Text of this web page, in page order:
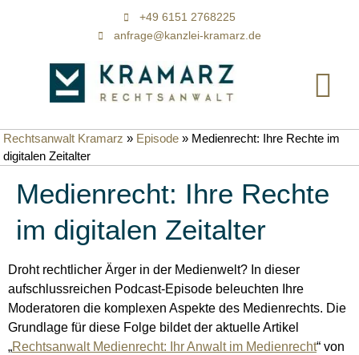
+49 6151 2768225
anfrage@kanzlei-kramarz.de
Rechtsanwalt Kramarz » Episode » Medienrecht: Ihre Rechte im
digitalen Zeitalter
Medienrecht: Ihre Rechte
im digitalen Zeitalter
Droht rechtlicher Ärger in der Medienwelt? In dieser
aufschlussreichen Podcast-Episode beleuchten Ihre
Moderatoren die komplexen Aspekte des Medienrechts. Die
Grundlage für diese Folge bildet der aktuelle Artikel
„Rechtsanwalt Medienrecht: Ihr Anwalt im Medienrecht“ von